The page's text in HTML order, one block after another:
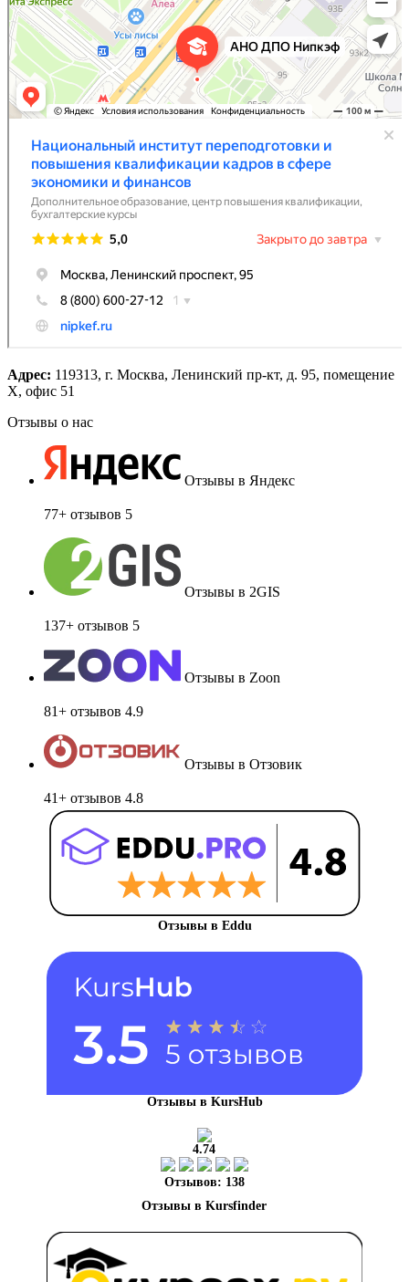
Адрес: 119313, г. Москва, Ленинский пр-кт, д. 95, помещение
Х, офис 51
Отзывы о нас
Отзывы в Яндекс
77+ отзывов 5
Отзывы в 2GIS
137+ отзывов 5
Отзывы в Zoon
81+ отзывов 4.9
Отзывы в Отзовик
41+ отзывов 4.8
Отзывы в Eddu
Отзывы в KursHub
4.74
Отзывов: 138